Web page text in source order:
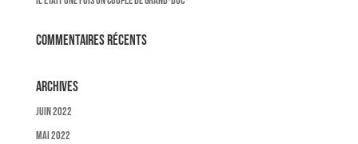
Commentaires récents
Archives
juin 2022
mai 2022